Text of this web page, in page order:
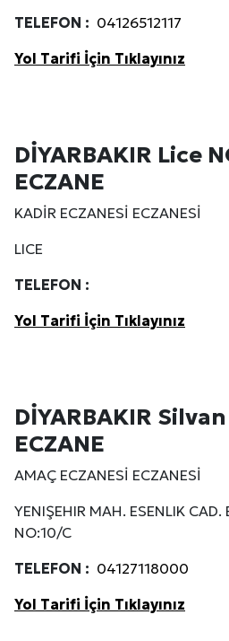
TELEFON : 04126512117
Yol Tarifi İçin Tıklayınız
DİYARBAKIR Lice
ECZANE
KADİR ECZANESİ ECZANESİ
LICE
TELEFON :
Yol Tarifi İçin Tıklayınız
DİYARBAKIR
ECZANE
AMAÇ ECZANESİ ECZANESİ
YENIŞEHIR MAH. ESENLIK
NO:10/C
TELEFON : 04127118000
Yol Tarifi İçin Tıklayınız
Kuzu Fileto Seçimi ve
Dar Tavanlı Alanlar İçin Oval